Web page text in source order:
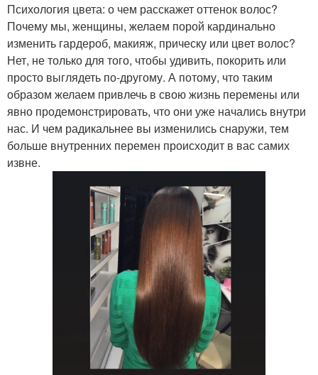
Психология цвета: о чем расскажет оттенок волос?
Почему мы, женщины, желаем порой кардинально
изменить гардероб, макияж, прическу или цвет волос?
Нет, не только для того, чтобы удивить, покорить или
просто выглядеть по-другому. А потому, что таким
образом желаем привлечь в свою жизнь перемены или
явно продемонстрировать, что они уже начались внутри
нас. И чем радикальнее вы изменились снаружи, тем
больше внутренних перемен происходит в вас самих
извне.